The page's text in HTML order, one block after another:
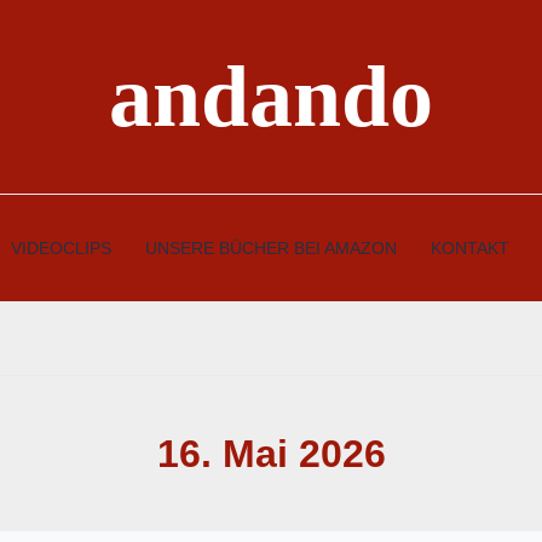
andando
VIDEOCLIPS UNSERE BÜCHER BEI AMAZON KONTAKT
16. Mai 2026